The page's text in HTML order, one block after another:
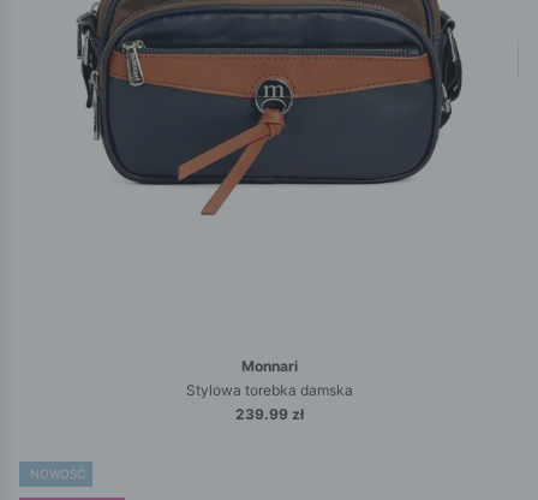
Monnari
Stylowa torebka damska
239.99 zł
NOWOŚĆ